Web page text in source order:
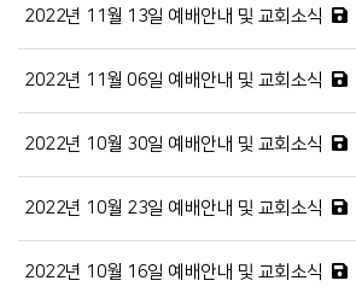
2022년 11월 13일 예배안내 및 교회소식
2022년 11월 06일 예배안내 및 교회소식
2022년 10월 30일 예배안내 및 교회소식
2022년 10월 23일 예배안내 및 교회소식
2022년 10월 16일 예배안내 및 교회소식